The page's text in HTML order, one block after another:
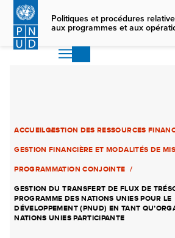
Skip
main
content
Politiques et procédures
aux programmes et aux
ACCUEILGESTION DES RESSOURCES
GESTION FINANCIÈRE ET MODALITÉS DE
PROGRAMMATION CONJOINTE
GESTION DU TRANSFERT DE FLUX DE
PROGRAMME DES NATIONS UNIES POUR LE
DÉVELOPPEMENT (PNUD) EN TANT
NATIONS UNIES PARTICIPANTE